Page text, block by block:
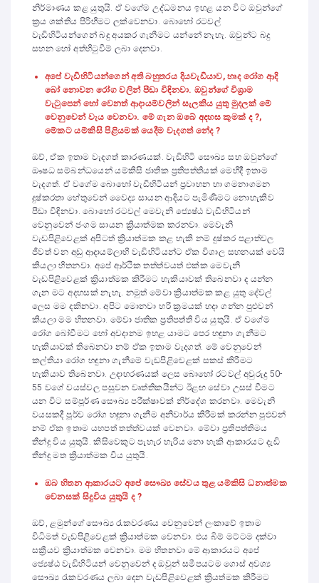
නිර්මාණය කළ යුතුයි. ඒ වගේම උද්ධමනය ඉහළ යන විට ඔවුන්ගේ
ක්‍රය ශක්තිය පිරිහීමට ලක්වෙනවා. බොහෝ රටවල්
වැඩිහිටියන්ගෙන් බදු අයකර ගැනීමට යන්නේ නැහැ. ඔවුන්ට බදු
සහන හෝ අත්හිටුවීම් ලබා දෙනවා.
අපේ වැඩිහිටියන්ගෙන් අති බහුතරය දියවැඩියාව, හෘද රෝග ආදි
බෝ නොවන රෝග වලින් පීඩා විඳිනවා. ඔවුන්ගේ විශ්‍රාම
වැටුපෙන් හෝ වෙනත් ආදායම්වලින් සැලකිය යුතු මුදලක් මේ
වෙනුවෙන් වැය වෙනවා. මේ ගැන ඔබේ අදහස කුමක් ද ?,
මේකට යම්කිසි පිළියමක් යෙදීම වැදගත් නේද ?
ඔව්, ඒක ඉතාම වැදගත් කාරණයක්. වැඩිහිටි සෞඛ්‍ය සහ ඔවුන්ගේ
ඖෂධ සම්බන්ධයෙන් යම්කිසි ජාතික ප්‍රතිපත්තියක් මෙහිදී ඉතාම
වැදගත්. ඒ වගේම බොහෝ වැඩිහිටියන් ප්‍රවාහන හා ගමනාගමන
දුෂ්කරතා හේතුවෙන් වෛද්‍ය සායන ආදියට පැමිණීමට නොහැකිව
පීඩා විඳිනවා. බොහෝ රටවල් මෙවැනි ජ්‍යෙෂ්ඨ වැඩිහිටියන්
වෙනුවෙන් ජංගම සායන ක්‍රියාත්මක කරනවා. මෙවැනි
වැඩපිළිවෙළක් අපිටත් ක්‍රියාත්මක කළ හැකි නම් දුෂ්කර පළාත්වල
ජීවත් වන අඩු ආදායම්ලාභී වැඩිහිටියන්ට ඒක විශාල සහනයක් වෙයි
කියලා හිතනවා. අපේ ආර්ථික තත්ත්වයත් එක්ක මෙවැනි
වැඩපිළිවෙළක් ක්‍රියාත්මක කිරීමට හැකියාවක් තිබෙනවා ද යන්න
ගැන මට අදහසක් නැහැ. නමුත් මේවා ක්‍රියාත්මක කළ යුතු දේවල්
ලෙස මම දකිනවා. අපිට මොනවා හරි ක්‍රමයක් හදා ගන්න පුළුවන්
කියලා මම හිතනවා. මේවා ජාතික ප්‍රතිපත්ති විය යුතුයි. ඒ වගේම
රෝග බෝවීමට හෝ අවදානම ඉහළ යාමට පෙර හඳුනා ගැනීමට
හැකියාවක් තිබෙනවා නම් ඒක ඉතාම වැදගත්. මේ වෙනුවෙන්
කල්තියා රෝග හඳුනා ගැනීමේ වැඩපිළිවෙළක් සකස් කිරීමට
හැකියාව තිබෙනවා. උදාහරණයක් ලෙස බොහෝ රටවල් අවුරුදු 50-
55 වගේ වයස්වල පසුවන වෘත්තිකයින්ට ඊළඟ සේවා උසස් වීමට
යන විට සම්පූර්ණ සෞඛ්‍ය පරීක්ෂාවක් නිර්දේශ කරනවා. මෙවැනි
වයසකදී පූර්ව රෝග හඳුනා ගැනීම අනිවාර්ය කිරීමක් කරන්න පුළුවන්
නම් ඒක ඉතාම යහපත් තත්ත්වයක් වෙනවා. මේවා ප්‍රතිපත්තිමය
තීන්දු විය යුතුයි. කිසිවෙකුට පැහැර හැරිය නො හැකි ආකාරයට දැඩි
තීන්දු මත ක්‍රියාත්මක විය යුතුයි.
ඔබ හිතන ආකාරයට අපේ සෞඛ්‍ය සේවය තුළ යම්කිසි ධනාත්මක
වෙනසක් සිදුවිය යුතුයි ද ?
ඔව්, ළමුන්ගේ සෞඛ්‍ය රැකවරණය වෙනුවෙන් ලංකාවේ ඉතාම
විධිමත් වැඩපිළිවෙළක් ක්‍රියාත්මක වෙනවා. එය බිම් මට්ටම දක්වා
සක්‍රීයව ක්‍රියාත්මක වෙනවා. මම හිතනවා මේ ආකාරයට අපේ
ජ්‍යෙෂ්ඨ වැඩිහිටියන් වෙනුවෙන් ද ඔවුන් සමීපයටම ගොස් අවශ්‍ය
සෞඛ්‍ය රැකවරණය ලබා දෙන වැඩපිළිවෙළක් ක්‍රියත්මක කිරීමට